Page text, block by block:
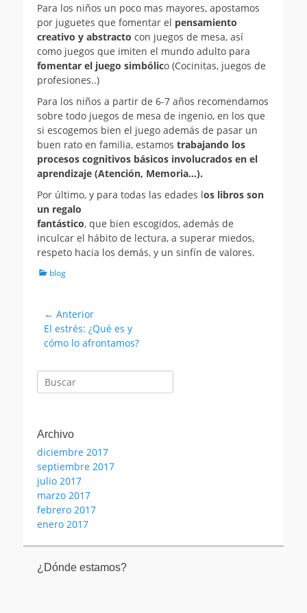
Para los niños un poco mas mayores, apostamos
por juguetes que fomentar el pensamiento
creativo y abstracto con juegos de mesa, así
como juegos que imiten el mundo adulto para
fomentar el juego simbólico (Cocinitas, juegos de
profesiones..)
Para los niños a partir de 6-7 años recomendamos
sobre todo juegos de mesa de ingenio, en los que
si escogemos bien el juego además de pasar un
buen rato en familia, estamos trabajando los
procesos cognitivos básicos involucrados en el
aprendizaje (Atención, Memoria…).
Por último, y para todas las edades los libros son
un regalo
fantástico, que bien escogidos, además de
inculcar el hábito de lectura, a superar miedos,
respeto hacia los demás, y un sinfín de valores.
Categorias
blog
Navegación
de
entradas
← Anterior
Entrada
anterior:
El estrés: ¿Qué es y
cómo lo afrontamos?
Buscar:
Archivo
diciembre 2017
septiembre 2017
julio 2017
marzo 2017
febrero 2017
enero 2017
¿Dónde estamos?